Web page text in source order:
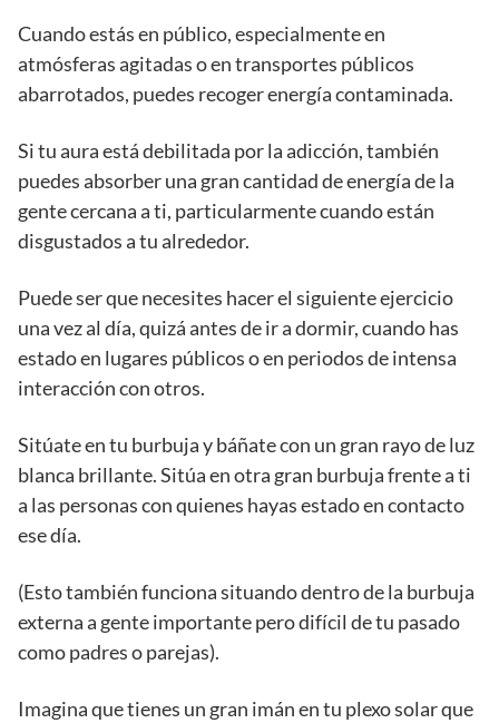
Cuando estás en público, especialmente en
atmósferas agitadas o en transportes públicos
abarrotados, puedes recoger energía contaminada.
Si tu aura está debilitada por la adicción, también
puedes absorber una gran cantidad de energía de la
gente cercana a ti, particularmente cuando están
disgustados a tu alrededor.
Puede ser que necesites hacer el siguiente ejercicio
una vez al día, quizá antes de ir a dormir, cuando has
estado en lugares públicos o en periodos de intensa
interacción con otros.
Sitúate en tu burbuja y báñate con un gran rayo de luz
blanca brillante. Sitúa en otra gran burbuja frente a ti
a las personas con quienes hayas estado en contacto
ese día.
(Esto también funciona situando dentro de la burbuja
externa a gente importante pero difícil de tu pasado
como padres o parejas).
Imagina que tienes un gran imán en tu plexo solar que